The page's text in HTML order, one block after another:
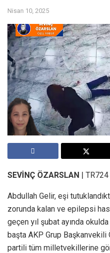
Nisan 10, 2025
SEVİNÇ ÖZARSLAN | TR724
Abdullah Gelir, eşi
zorunda kalan ve epilepsi
geçen yıl şubat ayında
başta AKP Grup
partili tüm milletvekillerine